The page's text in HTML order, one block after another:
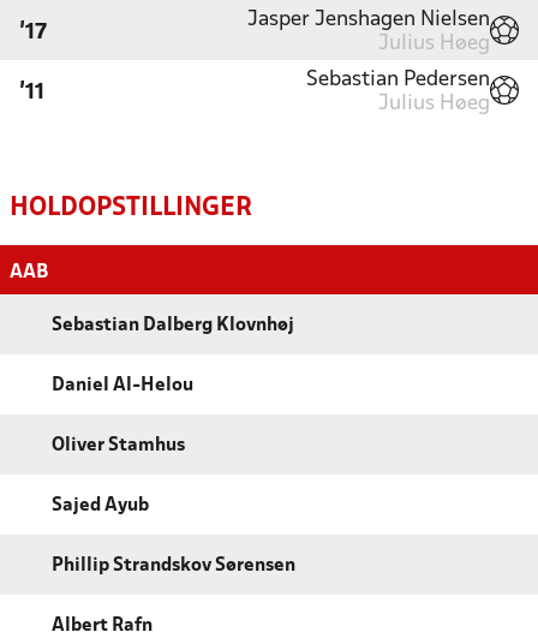
'17
Jasper Jenshagen Nielsen
Julius Høeg
'11
Sebastian Pedersen
Julius Høeg
HOLDOPSTILLINGER
AAB
Sebastian Dalberg Klovnhøj
Daniel Al-Helou
Oliver Stamhus
Sajed Ayub
Phillip Strandskov Sørensen
Albert Rafn